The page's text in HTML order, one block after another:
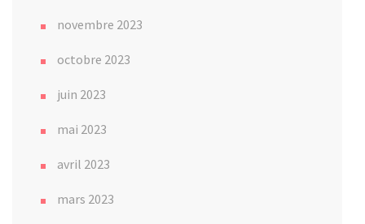
novembre 2023
octobre 2023
juin 2023
mai 2023
avril 2023
mars 2023